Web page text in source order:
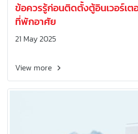
ข้อควรรู้ก่อนติดตั้งตู้อินเวอร์เต
ที่พักอาศัย
21 May 2025
View more